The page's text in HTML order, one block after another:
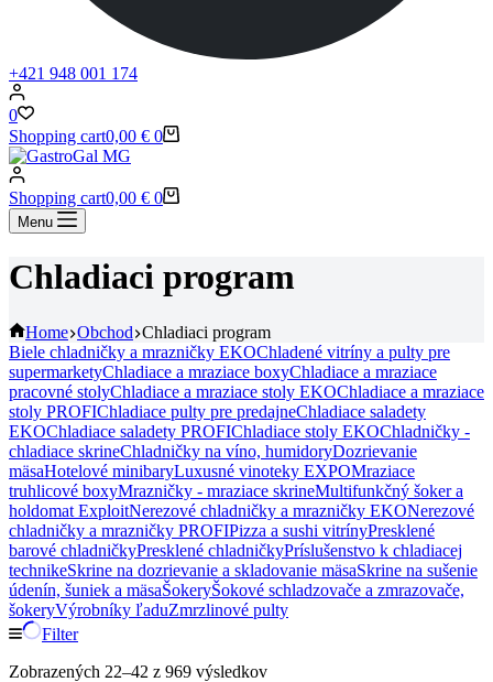
+421 948 001 174
0
Shopping cart0,00 € 0
Shopping cart0,00 € 0
Menu
Chladiaci program
Home Obchod Chladiaci program
Biele chladničky a mrazničky EKOChladené vitríny a pulty pre
supermarketyChladiace a mraziace boxyChladiace a mraziace
pracovné stolyChladiace a mraziace stoly EKOChladiace a mraziace
stoly PROFIChladiace pulty pre predajneChladiace saladety
EKOChladiace saladety PROFIChladiace stoly EKOChladničky -
chladiace skrineChladničky na víno, humidoryDozrievanie
mäsaHotelové minibaryLuxusné vinoteky EXPOMraziace
truhlicové boxyMrazničky - mraziace skrineMultifunkčný šoker a
holdomat ExploitNerezové chladničky a mrazničky EKONerezové
chladničky a mrazničky PROFIPizza a sushi vitrínyPresklené
barové chladničkyPresklené chladničkyPríslušenstvo k chladiacej
technikeSkrine na dozrievanie a skladovanie mäsaSkrine na sušenie
údenín, šuniek a mäsaŠokeryŠokové schladzovače a zmrazovače,
šokeryVýrobníky ľaduZmrzlinové pulty
Filter
Zobrazených 22–42 z 969 výsledkov